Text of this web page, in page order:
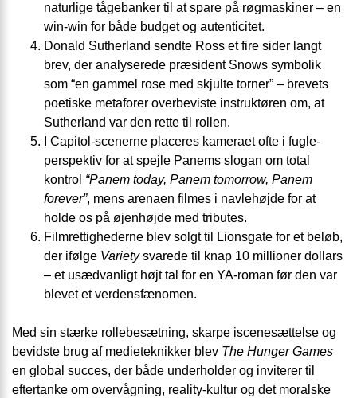
naturlige tågebanker til at spare på røg­maskiner – en
win-win for både budget og autenticitet.
Donald Sutherland sendte Ross et fire sider langt
brev, der analyserede præsident Snows symbolik
som “en gammel rose med skjulte torner” – brevets
poetiske metaforer overbeviste instruktøren om, at
Sutherland var den rette til rollen.
I Capitol-scenerne placeres kameraet ofte i fugle­
perspektiv for at spejle Panems slogan om total
kontrol “Panem today, Panem tomorrow, Panem
forever”, mens arenaen filmes i navle­højde for at
holde os på øjenhøjde med tributes.
Film­rettighederne blev solgt til Lionsgate for et beløb,
der ifølge Varietysvarede til knap 10 millioner dollars
– et usædvanligt højt tal for en YA-roman før den var
blevet et verdensfænomen.
Med sin stærke rollebesætning, skarpe iscenesættelse og
bevidste brug af medie­teknikker blev The Hunger Games
en global succes, der både underholder og inviterer til
eftertanke om overvågning, reality-kultur og det moralske